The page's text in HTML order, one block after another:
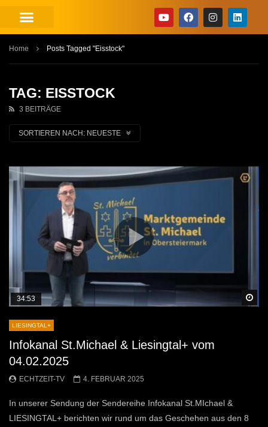
Home Posts Tagged "Eisstock"
TAG: EISSTOCK
3 BEITRÄGE
SORTIEREN NACH: NEUESTE
34:53
LIESINGTAL+
Infokanal St.Michael & Liesingtal+ vom
04.02.2025
ECHTZEIT-TV 4. FEBRUAR 2025
In unserer Sendung der Sendereihe Infokanal St.MIchael &
LIESINGTAL+ berichten wir rund um das Geschehen aus den 8